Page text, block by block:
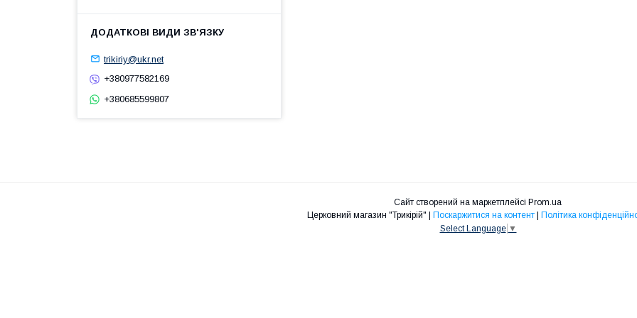
trikiriy@ukr.net
+380977582169
+380685599807
Сайт створений на маркетплейсі Prom.ua
Поскаржитися на контент
Політика
Select Language ▼